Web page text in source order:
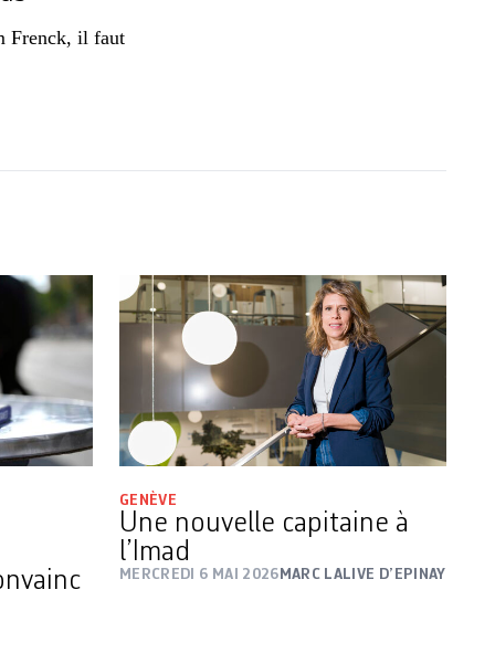
Frenck, il faut
GENÈVE
Une nouvelle capitaine à
l’Imad
MERCREDI 6 MAI 2026 MARC LALIVE D’EPINAY